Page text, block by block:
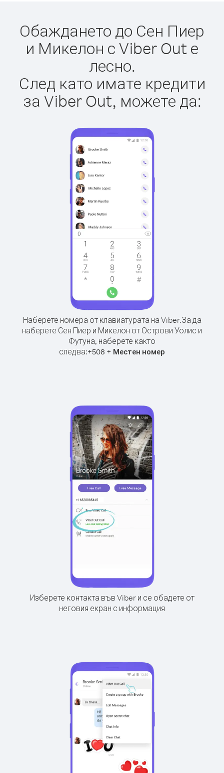
Обаждането до Сен Пиер
и Микелон с Viber Out е
лесно.
След като имате кредити
за Viber Out, можете да:
Наберете номера от клавиатурата на Viber.За да
наберете Сен Пиер и Микелон от Острови Уолис и
Футуна, наберете както
следва:+508 + Местен номер
Изберете контакта във Viber и се обадете от
неговия екран с информация